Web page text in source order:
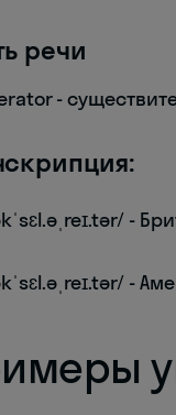
речи
-
-
-